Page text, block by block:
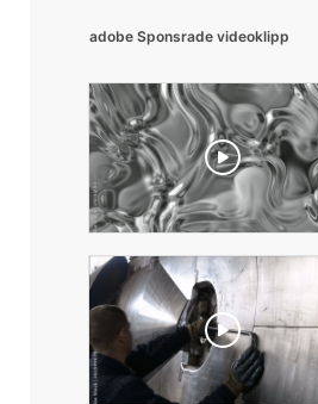
adobe Sponsrade videoklipp